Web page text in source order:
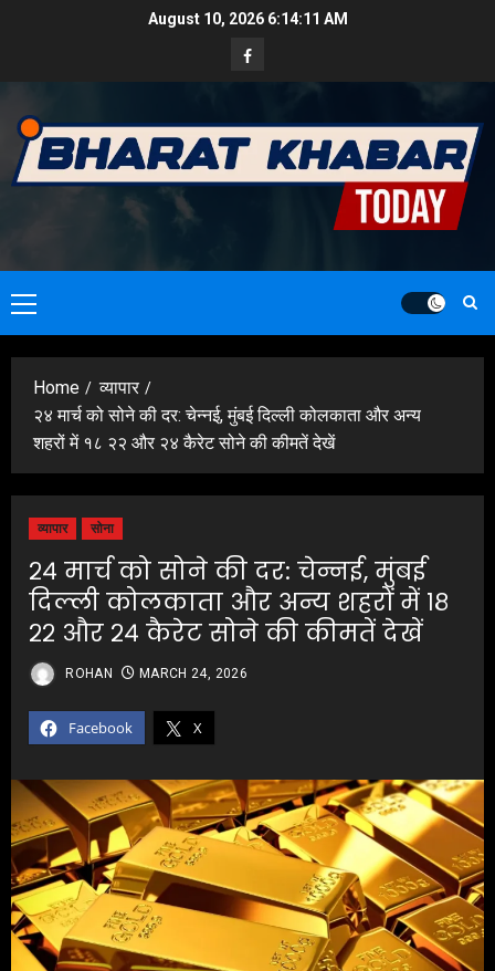
August 10, 2026 6:14:13 AM
Facebook
Primary
Menu
Home
व्यापार
२४ मार्च को सोने की दर: चेन्नई, मुंबई दिल्ली कोलकाता और अन्य
शहरों में १८ २२ और २४ कैरेट सोने की कीमतें देखें
व्यापार सोना
२४ मार्च को सोने की दर: चेन्नई, मुंबई
दिल्ली कोलकाता और अन्य शहरों में १८
२२ और २४ कैरेट सोने की कीमतें देखें
Facebook X
ROHAN MARCH 24, 2026